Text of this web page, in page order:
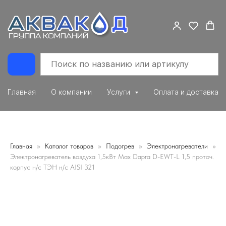
Главная О компании Услуги Оплата и доставка
Главная Каталог товаров Подогрев
Электронагреватели
Электронагреватель воздуха 1,5кВт Max Dapra D-EWT-L 1,5 проточ.
корпус н/с ТЭН н/с AISI 321